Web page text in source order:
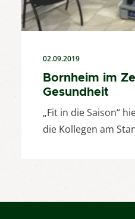
02.09.2019
Bornheim im
Gesundheit
„Fit in die Saison“
die Kollegen am